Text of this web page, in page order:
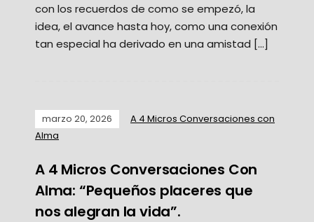
con los recuerdos de como se empezó, la
idea, el avance hasta hoy, como una conexión
tan especial ha derivado en una amistad […]
marzo 20, 2026
A 4 Micros Conversaciones con
Alma
A 4 Micros Conversaciones Con
Alma: “Pequeños placeres que
nos alegran la vida”.